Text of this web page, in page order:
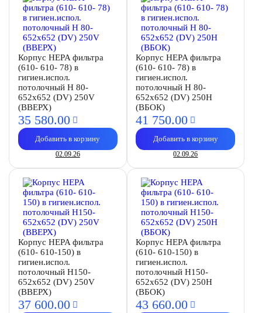
Корпус HEPA фильтра
(610- 610- 78) в
гигиен.испол.
потолочный H 80-
652х652 (DV) 250V
(ВВЕРХ)
35 580.00
Добавить в корзину
02.09.26
Корпус HEPA фильтра
(610- 610- 78) в
гигиен.испол.
потолочный H 80-
652х652 (DV) 250Н
(ВБОК)
41 750.00
Добавить в корзину
02.09.26
Корпус HEPA фильтра
(610- 610-150) в
гигиен.испол.
потолочный H150-
652х652 (DV) 250V
(ВВЕРХ)
37 600.00
Корпус HEPA фильтра
(610- 610-150) в
гигиен.испол.
потолочный H150-
652х652 (DV) 250Н
(ВБОК)
43 660.00